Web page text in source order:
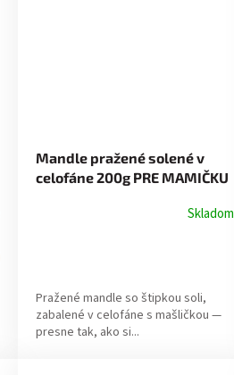
Mandle pražené solené v
celofáne 200g PRE MAMIČKU
Skladom
Pražené mandle so štipkou soli,
zabalené v celofáne s mašličkou —
presne tak, ako si...